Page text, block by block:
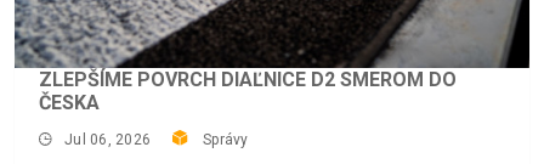
ZLEPŠÍME POVRCH DIAĽNICE D2 SMEROM DO
ČESKA
Jul 06, 2026 Správy